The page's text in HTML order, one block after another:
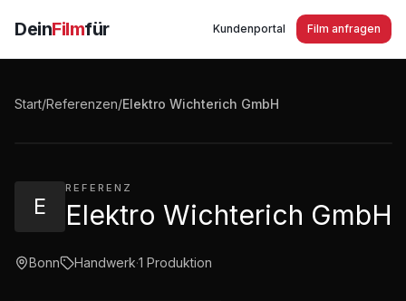
DeinFilmfür Kundenportal Film anfragen
Start/Referenzen/Elektro Wichterich GmbH
E
REFERENZ
Elektro Wichterich GmbH
Bonn Handwerk·1 Produktion
Elektro Wichterich GmbH in Brühl